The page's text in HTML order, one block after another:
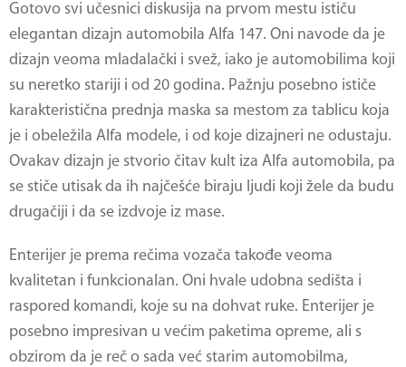
Gotovo svi učesnici diskusija na prvom mestu ističu
elegantan dizajn automobila Alfa 147. Oni navode da je
dizajn veoma mladalački i svež, iako je automobilima koji
su neretko stariji i od 20 godina. Pažnju posebno ističe
karakteristična prednja maska sa mestom za tablicu koja
je i obeležila Alfa modele, i od koje dizajneri ne odustaju.
Ovakav dizajn je stvorio čitav kult iza Alfa automobila, pa
se stiče utisak da ih najčešće biraju ljudi koji žele da budu
drugačiji i da se izdvoje iz mase.
Enterijer je prema rečima vozača takođe veoma
kvalitetan i funkcionalan. Oni hvale udobna sedišta i
raspored komandi, koje su na dohvat ruke. Enterijer je
posebno impresivan u većim paketima opreme, ali s
obzirom da je reč o sada već starim automobilma,